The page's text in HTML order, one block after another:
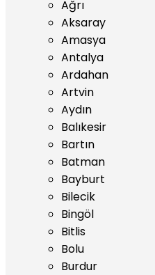
Ağrı
Aksaray
Amasya
Antalya
Ardahan
Artvin
Aydın
Balıkesir
Bartın
Batman
Bayburt
Bilecik
Bingöl
Bitlis
Bolu
Burdur